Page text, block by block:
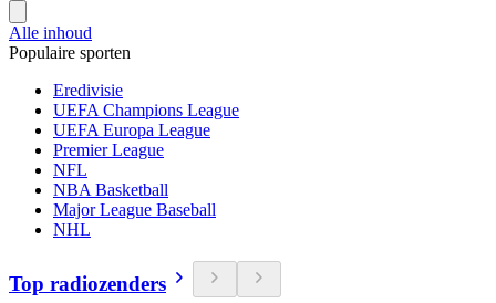
Alle inhoud
Populaire sporten
Eredivisie
UEFA Champions League
UEFA Europa League
Premier League
NFL
NBA Basketball
Major League Baseball
NHL
Top radiozenders